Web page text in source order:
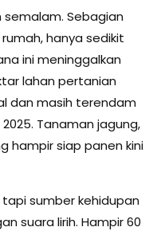
Sebagian
hanya sedikit
ini meninggalkan
lahan pertanian
dan masih terendam
Tanaman jagung,
hampir siap panen kini
tapi sumber kehidupan
suara lirih. Hampir 60